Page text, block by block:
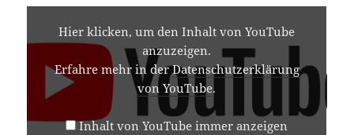
YOUTUBEHier klicken, um den Inhalt von YouTube
anzuzeigen.
Erfahre mehr in derDatenschutzerklärung
von YouTube.
Inhalt von YouTube immer anzeigen